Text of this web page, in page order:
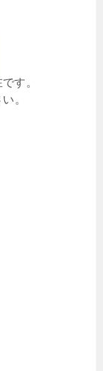
す。
。